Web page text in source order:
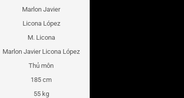
Marlon Javier
Licona López
M. Licona
Marlon Javier Licona López
Thủ môn
185 cm
55 kg